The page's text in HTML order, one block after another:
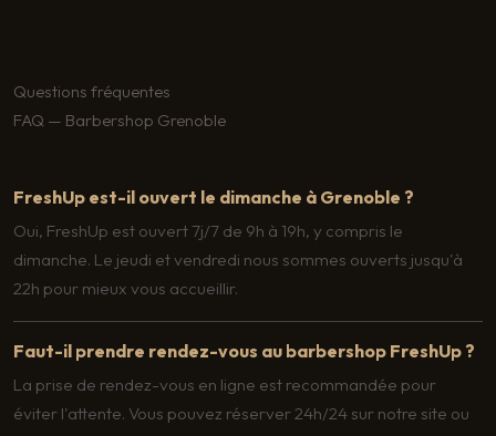
Questions fréquentes
FAQ — Barbershop Grenoble
FreshUp est-il ouvert le dimanche à Grenoble ?
Oui, FreshUp est ouvert 7j/7 de 9h à 19h, y compris le
dimanche. Le jeudi et vendredi nous sommes ouverts jusqu'à
22h pour mieux vous accueillir.
Faut-il prendre rendez-vous au barbershop FreshUp ?
La prise de rendez-vous en ligne est recommandée pour
éviter l'attente. Vous pouvez réserver 24h/24 sur notre site ou